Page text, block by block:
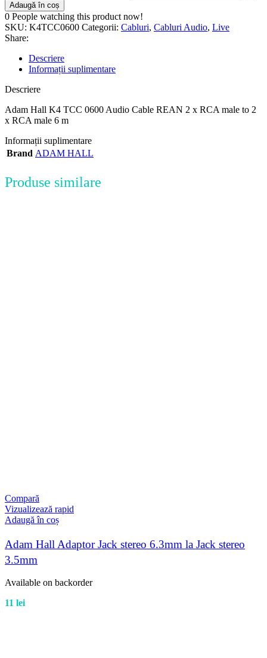
Adaugă în coș
0 People watching this product now!
SKU: K4TCC0600 Categorii: Cabluri, Cabluri Audio, Live
Share:
Descriere
Informații suplimentare
Descriere
Adam Hall K4 TCC 0600 Audio Cable REAN 2 x RCA male to 2
x RCA male 6 m
Informații suplimentare
Brand ADAM HALL
Produse similare
Compară
Vizualizează rapid
Adaugă în coș
Adam Hall Adaptor Jack stereo 6.3mm la Jack stereo
3.5mm
Available on backorder
11 lei